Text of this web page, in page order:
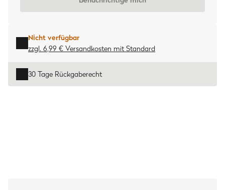
Nicht verfügbar
zzgl. 6,99 € Versandkosten mit Standard
30 Tage Rückgaberecht